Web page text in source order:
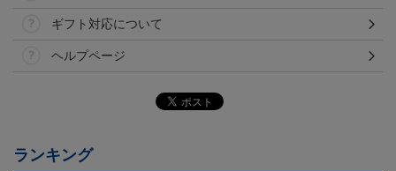
ギフト対応について
ヘルプページ
ランキング